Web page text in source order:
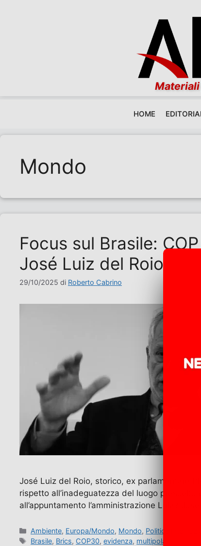
HOME
Mondo
Focus sul Brasile:
José Luiz del Roio
29/10/2025 di Roberto Cabrino
José Luiz del Roio, storico, ex parlamentare
rispetto all’inadeguatezza del luogo
all’appuntamento l’amministrazione Lula?
Categorie
Ambiente, Europa/Mondo, Mondo, Politica
Tag
Brasile, Brics, COP30,evidenza, multipolarismo